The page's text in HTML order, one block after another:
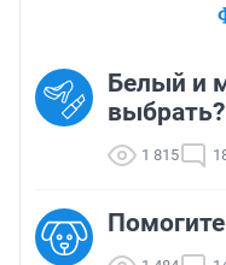
Белый и
выбрать?
1 815